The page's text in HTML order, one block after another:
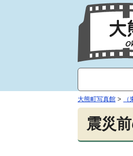
大熊町写真館 >
震災